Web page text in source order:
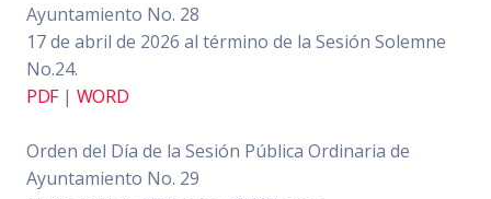
Ayuntamiento No. 28
17 de abril de 2026 al término de la Sesión Solemne
No.24.
PDF| WORD
Orden del Día de la Sesión Pública Ordinaria de
Ayuntamiento No. 29